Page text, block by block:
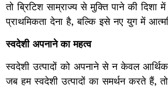
तो ब्रिटिश साम्राज्य से मुक्ति पाने की
प्राथमिकता देना है, बल्कि इसे नए युग में
स्वदेशी अपनाने का महत्व
स्वदेशी उत्पादों को अपनाने से न केवल आर्थिक
जब हम स्वदेशी उत्पादों का समर्थन करते हैं,